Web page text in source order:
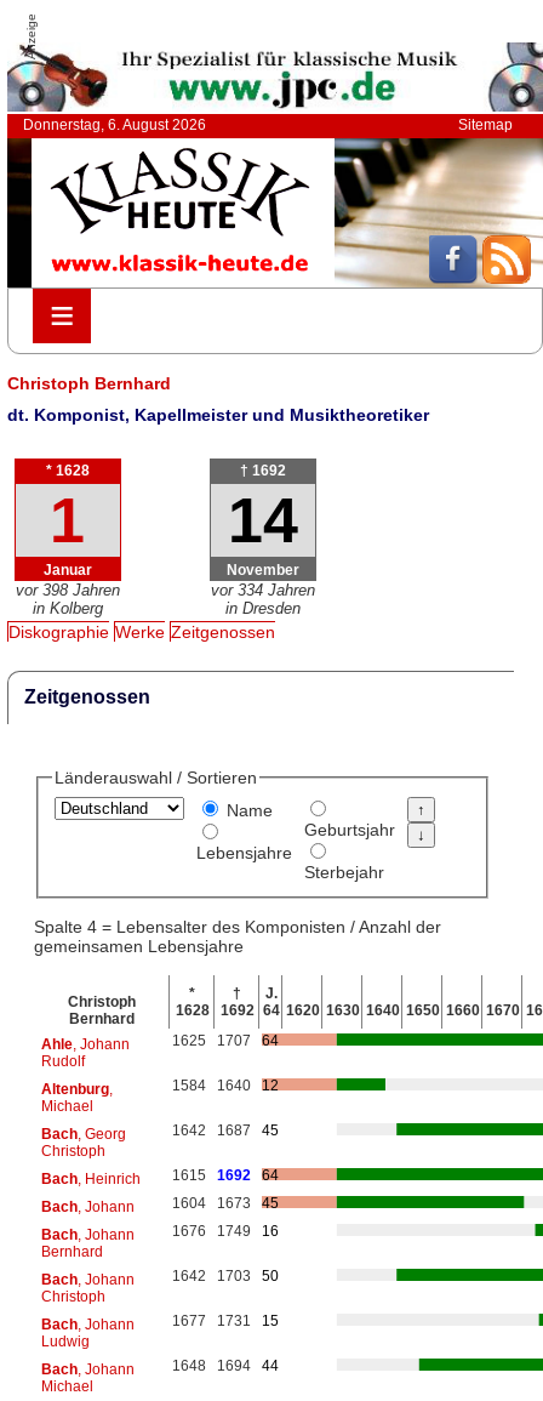
Anzeige
Donnerstag, 6. August 2026 Sitemap
≡
≡
Christoph Bernhard
dt. Komponist, Kapellmeister und Musiktheoretiker
* 1628
1
Januar
vor 398 Jahren
in Kolberg
† 1692
14
November
vor 334 Jahren
in Dresden
Diskographie Werke Zeitgenossen
Zeitgenossen
Länderauswahl / Sortieren
Name
Lebensjahre
Geburtsjahr
Sterbejahr
Spalte 4 = Lebensalter des Komponisten / Anzahl der
gemeinsamen Lebensjahre
Christoph
Bernhard
*
1628
†
1692
J.
64 1620 1630 1640 1650 1660 1670
Ahle, Johann
Rudolf
1625 1707 64
Altenburg,
Michael
1584 1640 12
Bach, Georg
Christoph
1642 1687 45
Bach, Heinrich 1615 1692
64
Bach, Johann 1604 1673
45
Bach, Johann
Bernhard
1676 1749 16
Bach, Johann
Christoph
1642 1703 50
Bach, Johann
Ludwig
1677 1731 15
Bach, Johann
Michael
1648 1694 44